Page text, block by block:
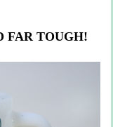
FAR TOUGH!